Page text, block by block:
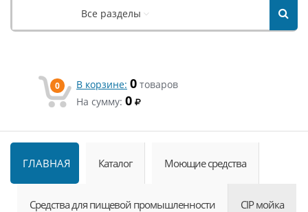
Все разделы
0 В корзине: 0 товаров
На сумму: 0
ГЛАВНАЯ Каталог Моющие средства
Средства для пищевой промышленности CIP мойка